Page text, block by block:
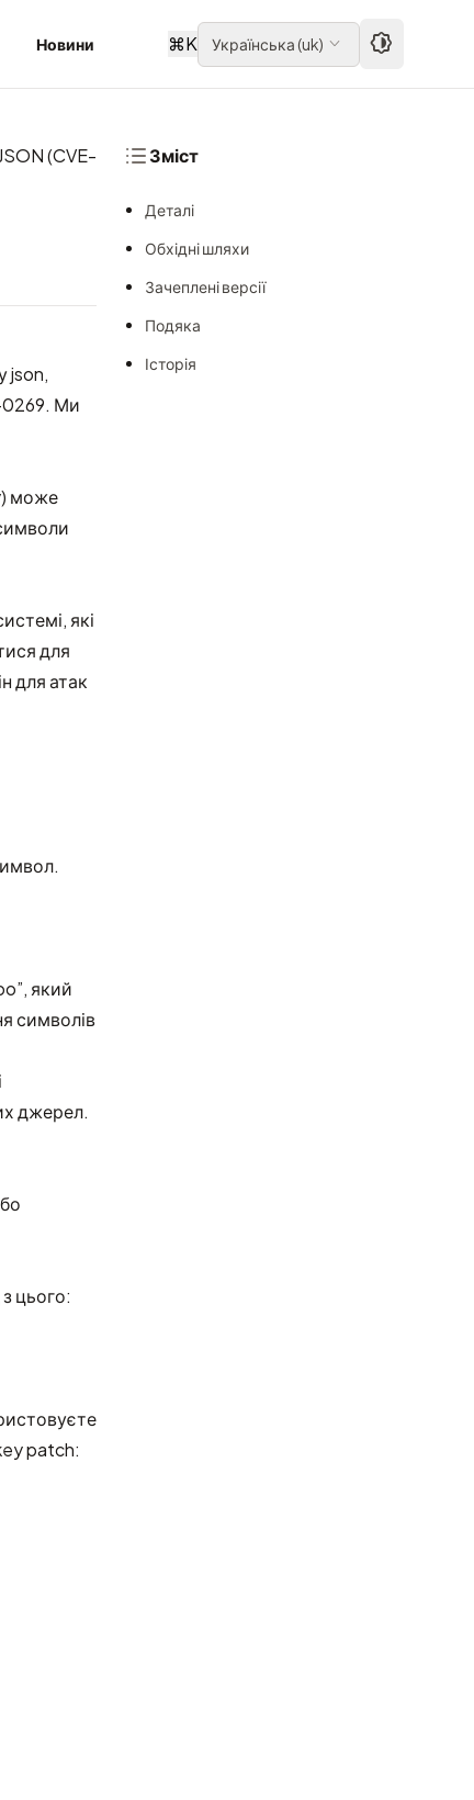
Новини ⌘K Українська(uk)
(CVE-
json,
0269. Ми
може
які
для
для атак
який
символів
джерел.
цього:
patch:
Зміст
Деталі
Обхідні шляхи
Зачеплені версії
Подяка
Історія